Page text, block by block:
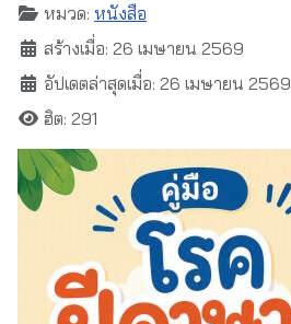
หมวด: หนังสือ
สร้างเมื่อ: 26 เมษายน 2569
อัปเดตล่าสุดเมื่อ: 26 เมษายน 2569
ฮิต: 291